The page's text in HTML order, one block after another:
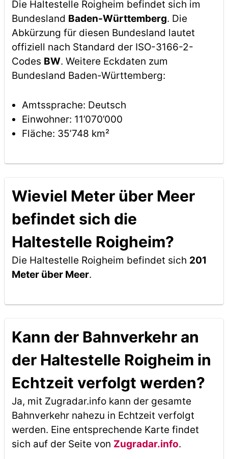
Die Haltestelle Roigheim befindet sich im
Bundesland Baden-Württemberg. Die
Abkürzung für diesen Bundesland lautet
offiziell nach Standard der ISO-3166-2-
Codes BW. Weitere Eckdaten zum
Bundesland Baden-Württemberg:
Amtssprache: Deutsch
Einwohner: 11’070’000
Fläche: 35’748 km²
Wieviel Meter über Meer
befindet sich die
Haltestelle Roigheim?
Die Haltestelle Roigheim befindet sich 201
Meter über Meer.
Kann der Bahnverkehr an
der Haltestelle Roigheim in
Echtzeit verfolgt werden?
Ja, mit Zugradar.info kann der gesamte
Bahnverkehr nahezu in Echtzeit verfolgt
werden. Eine entsprechende Karte findet
sich auf der Seite von Zugradar.info.